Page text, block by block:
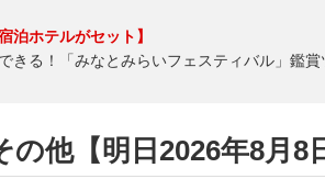
泊ホテルがセット】
きる！「みなとみらいフェスティバル」鑑賞
他【明日2026年8月8